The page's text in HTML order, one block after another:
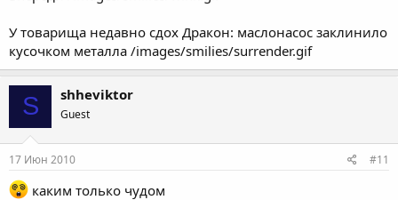
У товарища недавно сдох Дракон: маслонасос заклинило
кусочком металла /images/smilies/surrender.gif
S shheviktor
Guest
17 Июн 2010 #11
каким только чудом